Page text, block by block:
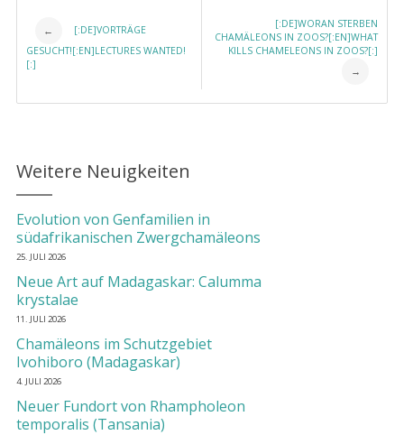
Post navigation
←
[:DE]VORTRÄGE
GESUCHT![:EN]LECTURES WANTED!
[:]
[:DE]WORAN STERBEN
CHAMÄLEONS IN ZOOS?[:EN]WHAT
KILLS CHAMELEONS IN ZOOS?[:]
→
Weitere Neuigkeiten
Evolution von Genfamilien in
südafrikanischen Zwergchamäleons
25. JULI 2026
Neue Art auf Madagaskar: Calumma
krystalae
11. JULI 2026
Chamäleons im Schutzgebiet
Ivohiboro (Madagaskar)
4. JULI 2026
Neuer Fundort von Rhampholeon
temporalis (Tansania)